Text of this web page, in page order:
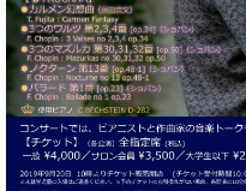
C.
ベ
ヒ
シ
ュ
タ
ベ
ヒ
シ
ュ
タ
イ
達
の
声
ベ
ヒ
シ
ュ
ー
ス・
イ
ベ
ン
ト
プ
レ
ス
リ
リ
ー
近
く
の
直
営
店
舗
タ
イ
ン・
ジ
ャ
パ
ン